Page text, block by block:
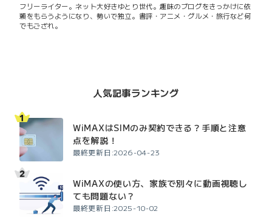
フリーライター。ネット大好きゆとり世代。趣味のブログをきっかけに依
頼をもらうようになり、勢いで独立。書評・アニメ・グルメ・旅行など何
でもござれ。
人気記事ランキング
WiMAXはSIMのみ契約できる？手順と注意
点を解説！
最終更新日:2026-04-23
WiMAXの使い方、家族で別々に動画視聴し
ても問題ない？
最終更新日:2025-10-02